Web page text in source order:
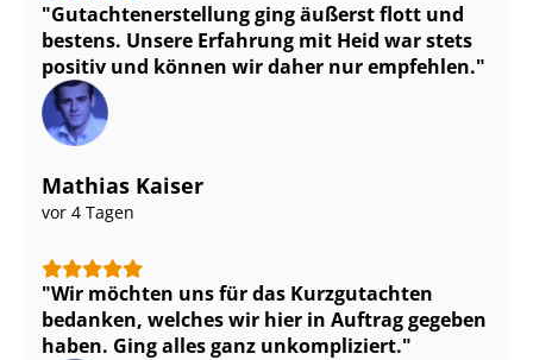
Gut­ach­ten­er­stel­lung ging äußerst flott und
bestens. Unsere Erfahrung mit Heid war stets
positiv und können wir daher nur empfehlen.
Mathias Kaiser
vor 4 Tagen
Wir möchten uns für das Kurzgutachten
bedanken, welches wir hier in Auftrag gegeben
haben. Ging alles ganz unkompliziert.